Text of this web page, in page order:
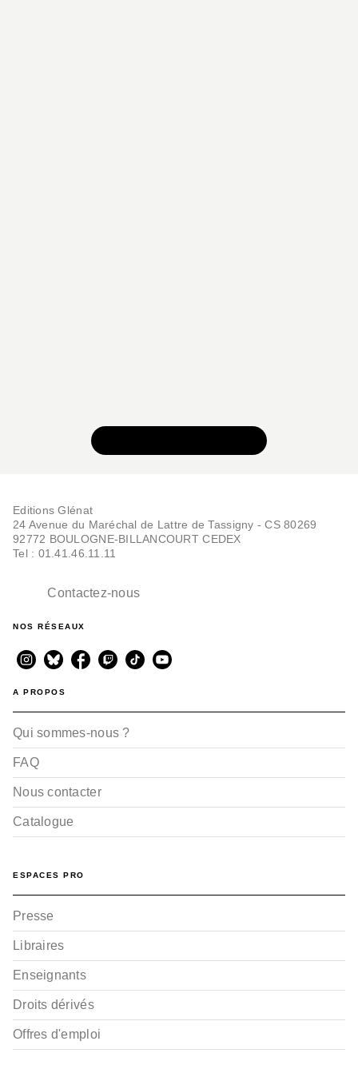
Editions Glénat
24 Avenue du Maréchal de Lattre de Tassigny - CS 80269
92772 BOULOGNE-BILLANCOURT CEDEX
Tel : 01.41.46.11.11
Contactez-nous
NOS RÉSEAUX
A PROPOS
Qui sommes-nous ?
FAQ
Nous contacter
Catalogue
ESPACES PRO
Presse
Libraires
Enseignants
Droits dérivés
Offres d'emploi